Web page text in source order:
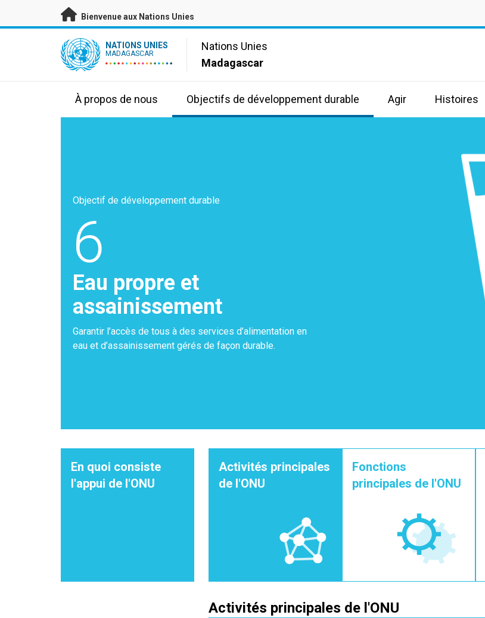
Passer au contenu principal
Bienvenue aux Nations Unies
UN Logo NATIONS UNIES
MADAGASCAR
Nations Unies
Madagascar
À propos de nous Objectifs de développement durable Agir Histoires
Objectif de développement durable
6
Eau propre et
assainissement
Garantir l’accès de tous à des services d’alimentation en
eau et d’assainissement gérés de façon durable.
En quoi consiste
l'appui de l'ONU
Activités principales
de l'ONU
Fonctions
principales de l'ONU
Activités principales de l'ONU